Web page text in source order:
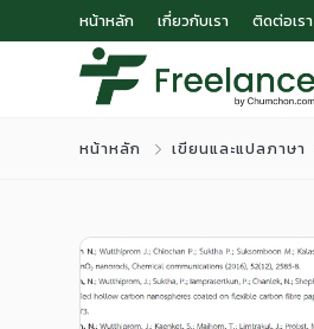
หน้าหลัก เกี่ยวกับเรา ติดต่อเรา
หน้าหลัก เขียนและแปลภาษา